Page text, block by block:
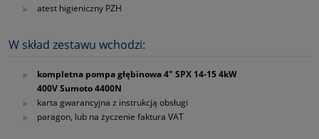
atest higieniczny PZH
W skład zestawu wchodzi:
kompletna pompa głębinowa 4" SPX 14‑15 4kW
400V Sumoto 4400N
karta gwarancyjna z instrukcją obsługi
paragon, lub na życzenie faktura VAT